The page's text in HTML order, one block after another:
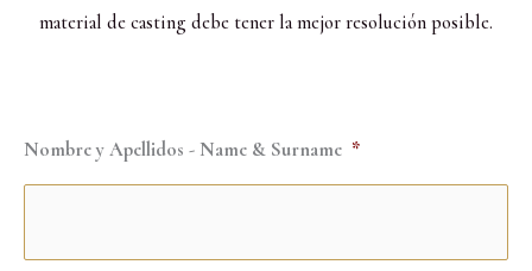
material de casting debe tener la mejor resolución posible.
Nombre y Apellidos - Name & Surname *